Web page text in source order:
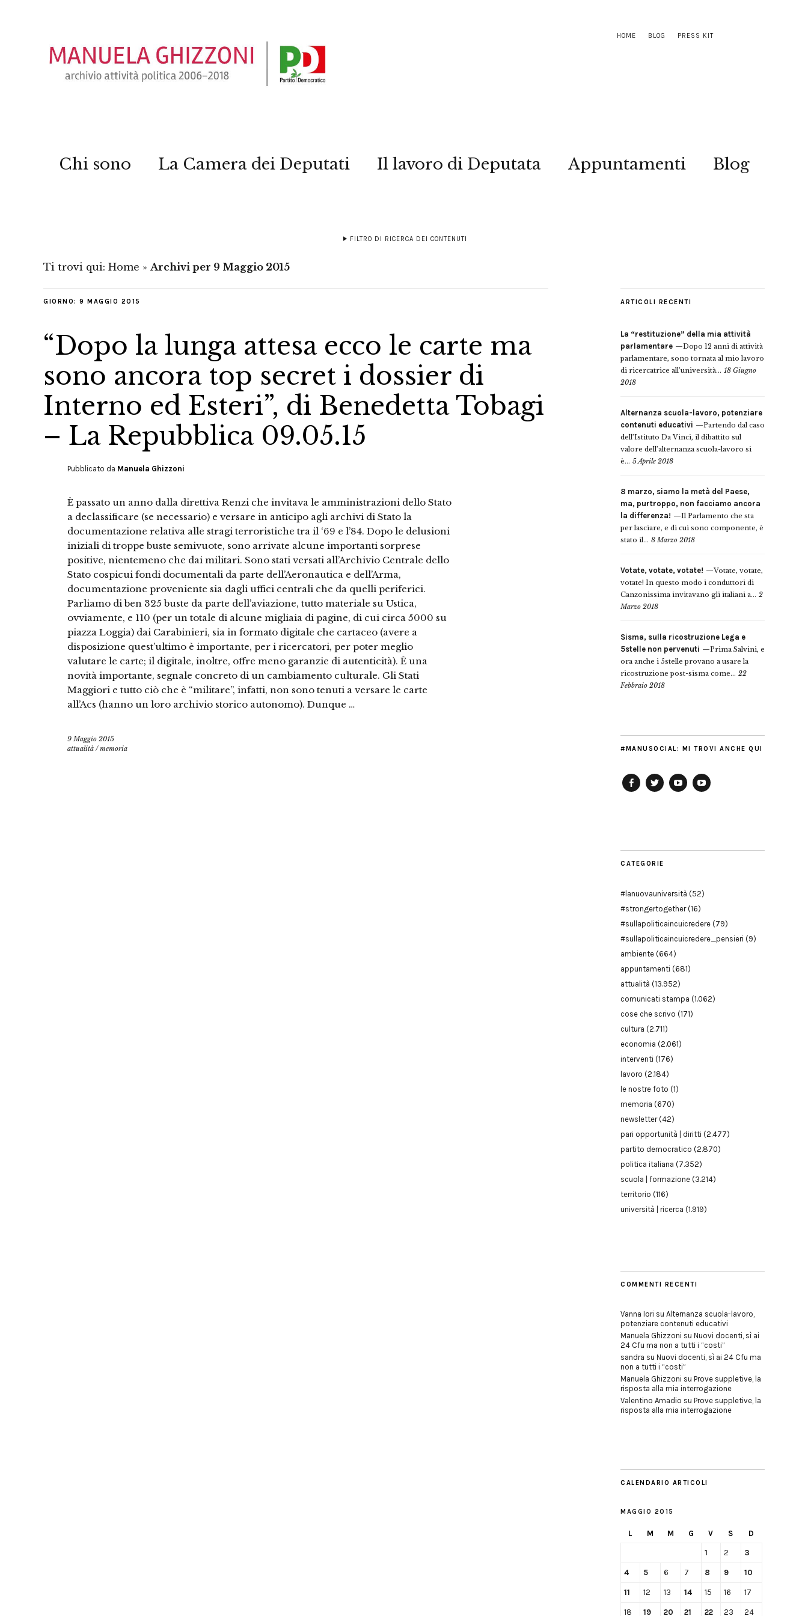
HOME BLOG PRESS KIT
Chi sono La Camera dei Deputati Il lavoro di Deputata Appuntamenti Blog
FILTRO DI RICERCA DEI CONTENUTI
Ti trovi qui: Home » Archivi per 9 Maggio 2015
GIORNO: 9 MAGGIO 2015
“Dopo la lunga attesa ecco le carte ma
sono ancora top secret i dossier di
Interno ed Esteri”, di Benedetta Tobagi
– La Repubblica 09.05.15
Pubblicato da Manuela Ghizzoni
È passato un anno dalla direttiva Renzi che invitava le amministrazioni dello Stato
a declassificare (se necessario) e versare in anticipo agli archivi di Stato la
documentazione relativa alle stragi terroristiche tra il ‘69 e l’84. Dopo le delusioni
iniziali di troppe buste semivuote, sono arrivate alcune importanti sorprese
positive, nientemeno che dai militari. Sono stati versati all’Archivio Centrale dello
Stato cospicui fondi documentali da parte dell’Aeronautica e dell’Arma,
documentazione proveniente sia dagli uffici centrali che da quelli periferici.
Parliamo di ben 325 buste da parte dell’aviazione, tutto materiale su Ustica,
ovviamente, e 110 (per un totale di alcune migliaia di pagine, di cui circa 5000 su
piazza Loggia) dai Carabinieri, sia in formato digitale che cartaceo (avere a
disposizione quest’ultimo è importante, per i ricercatori, per poter meglio
valutare le carte; il digitale, inoltre, offre meno garanzie di autenticità). È una
novità importante, segnale concreto di un cambiamento culturale. Gli Stati
Maggiori e tutto ciò che è “militare”, infatti, non sono tenuti a versare le carte
all’Acs (hanno un loro archivio storico autonomo). Dunque …
9 Maggio 2015
attualità /memoria
ARTICOLI RECENTI
La “restituzione” della mia attività
parlamentare
Dopo 12 anni di attività
parlamentare, sono tornata al mio lavoro
di ricercatrice all’università... 18 Giugno
2018
Alternanza scuola-lavoro, potenziare
contenuti educativi
Partendo dal caso
dell’Istituto Da Vinci, il dibattito sul
valore dell’alternanza scuola-lavoro si
è... 5 Aprile 2018
8 marzo, siamo la metà del Paese,
ma, purtroppo, non facciamo ancora
la differenza!
Il Parlamento che sta
per lasciare, e di cui sono componente, è
stato il... 8 Marzo 2018
Votate, votate, votate!
Votate, votate,
votate! In questo modo i conduttori di
Canzonissima invitavano gli italiani a... 2
Marzo 2018
Sisma, sulla ricostruzione Lega e
5stelle non pervenuti
Prima Salvini, e
ora anche i 5stelle provano a usare la
ricostruzione post-sisma come... 22
Febbraio 2018
#MANUSOCIAL: MI TROVI ANCHE QUI
CATEGORIE
#lanuovauniversità (52)
#strongertogether(16)
#sullapoliticaincuicredere (79)
#sullapoliticaincuicredere_pensieri (9)
ambiente (664)
appuntamenti (681)
attualità (13.952)
comunicati stampa (1.062)
cose che scrivo (171)
cultura (2.711)
economia (2.061)
interventi (176)
lavoro (2.184)
le nostre foto (1)
memoria (670)
newsletter(42)
pari opportunità | diritti (2.477)
partito democratico (2.870)
politica italiana (7.352)
scuola | formazione (3.214)
territorio (116)
università | ricerca (1.919)
COMMENTI RECENTI
Vanna Iori su Alternanza scuola-lavoro,
potenziare contenuti educativi
Manuela Ghizzoni su Nuovi docenti, sì ai
24 Cfu ma non a tutti i “costi”
sandra su Nuovi docenti, sì ai 24 Cfu ma
non a tutti i “costi”
Manuela Ghizzoni su Prove suppletive, la
risposta alla mia interrogazione
Valentino Amadio su Prove suppletive, la
risposta alla mia interrogazione
CALENDARIO ARTICOLI
MAGGIO 2015
L M M G V S D
1 2 3
4 5 6 7 8 9 10
11 12 13 14 15 16 17
18 19 20 21 22 23 24